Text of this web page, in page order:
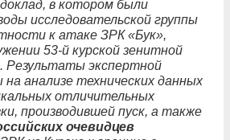
в котором были
исследовательской группы
к атаке ЗРК «Бук»,
53-й курской зенитной
Результаты экспертной
на анализе технических данных
отличительных
производившей пуск, а также
очевидцев